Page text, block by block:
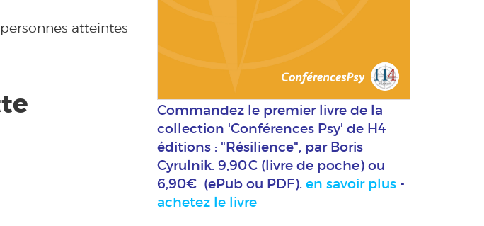
atteintes
Commandez le premier livre de la
collection 'Conférences Psy' de H4
éditions : "Résilience", par Boris
Cyrulnik. 9,90€ (livre de poche) ou
6,90€ (ePub ou PDF). en savoir plus -
achetez le livre